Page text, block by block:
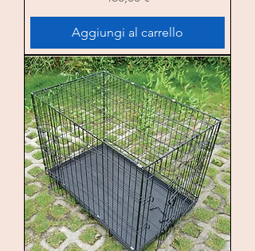
Aggiungi al carrello